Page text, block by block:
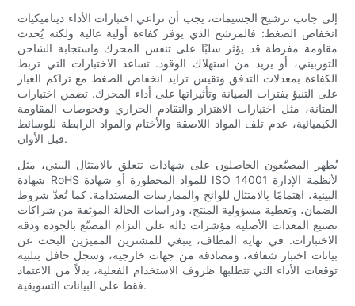
إلى جانب ترشيح الجسيمات، يجب أن تراعي اختبارات الأداء ديناميكيات
انخفاض الضغط: فالمرشح الذي يوفر كفاءة أولية عالية ولكنه يُحدث
مقاومة مفرطة قد يؤثر سلبًا على تنفس المحرك واستجابة الشاحن
التوربيني، أو يزيد من استهلاك الوقود. تساعد الاختبارات التي تربط
الكفاءة بمعدلات التدفق وتقيس تزايد انخفاض الضغط مع تراكم الغبار
على التنبؤ بفترات الصيانة وتأثيراتها على أداء المحرك. تضمن اختبارات
المتانة، مثل اختبارات الاهتزاز والتقادم الحراري وفحوصات المقاومة
الكيميائية، عدم تلف المواد اللاصقة والأختام والمواد الرابطة للوسائط
قبل الأوان.
يُظهر المصنّعون الحاصلون على شهادات تتعلق بالامتثال البيئي، مثل
شهادة RoHS للمواد المحظورة أو شهادة ISO 14001 لأنظمة الإدارة
البيئية، اهتمامًا بالامتثال للوائح والممارسات المستدامة. كما تُعدّ شروط
الضمان، وتغطية مسؤولية المنتج، ودراسات الحالة الموثقة من شراكات
تصنيع المعدات الأصلية مؤشرات دالة على التزام المصنّع بالجودة ودقة
الاختبارات. في نهاية المطاف، ينبغي للمشترين المميزين البحث عن
بيانات اختبار شفافة، ومصادقة من جهات خارجية، وسجل حافل بتلبية
توقعات الأداء التي تتطلبها ظروف الاستخدام الفعلية، بدلاً من الاعتماد
فقط على البيانات التسويقية.